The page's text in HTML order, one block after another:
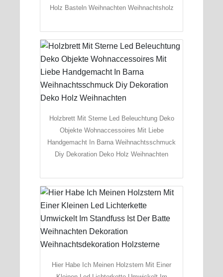
Holz Basteln Weihnachten Weihnachtsholz
Holzbrett Mit Sterne Led Beleuchtung Deko
Objekte Wohnaccessoires Mit Liebe
Handgemacht In Barna Weihnachtsschmuck
Diy Dekoration Deko Holz Weihnachten
Hier Habe Ich Meinen Holzstern Mit Einer